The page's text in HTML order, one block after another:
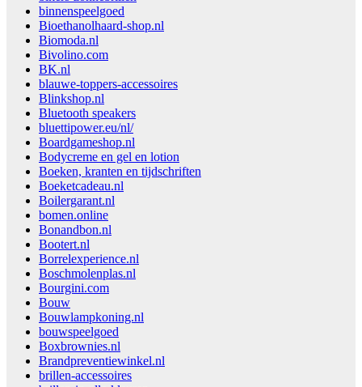
binnenspeelgoed
Bioethanolhaard-shop.nl
Biomoda.nl
Bivolino.com
BK.nl
blauwe-toppers-accessoires
Blinkshop.nl
Bluetooth speakers
bluettipower.eu/nl/
Boardgameshop.nl
Bodycreme en gel en lotion
Boeken, kranten en tijdschriften
Boeketcadeau.nl
Boilergarant.nl
bomen.online
Bonandbon.nl
Bootert.nl
Borrelexperience.nl
Boschmolenplas.nl
Bourgini.com
Bouw
Bouwlampkoning.nl
bouwspeelgoed
Boxbrownies.nl
Brandpreventiewinkel.nl
brillen-accessoires